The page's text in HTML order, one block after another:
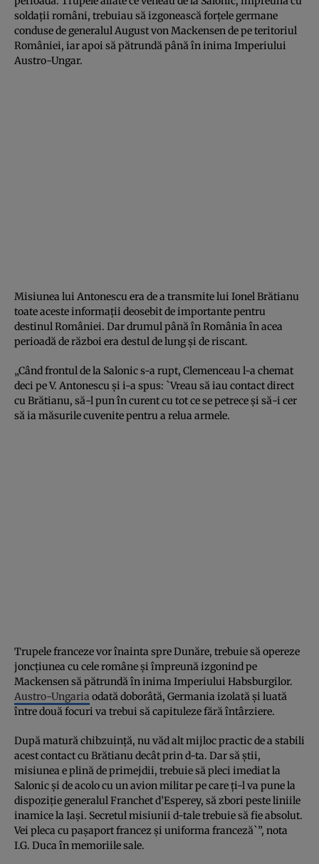
soldații români, trebuiau să izgonească forțele germane
conduse de generalul August von Mackensen de pe teritoriul
României, iar apoi să pătrundă până în inima Imperiului
Austro-Ungar.
Misiunea lui Antonescu era de a transmite lui Ionel Brătianu
toate aceste informații deosebit de importante pentru
destinul României. Dar drumul până în România în acea
perioadă de război era destul de lung și de riscant.
„Când frontul de la Salonic s-a rupt, Clemenceau l-a chemat
deci pe V. Antonescu şi i-a spus: `Vreau să iau contact direct
cu Brătianu, să-l pun în curent cu tot ce se petrece şi să-i cer
să ia măsurile cuvenite pentru a relua armele.
Trupele franceze vor înainta spre Dunăre, trebuie să opereze
joncțiunea cu cele române şi împreună izgonind pe
Mackensen să pătrundă în inima Imperiului Habsburgilor.
Austro-Ungaria odată doborâtă, Germania izolată şi luată
între două focuri va trebui să capituleze fără întârziere.
După matură chibzuinţă, nu văd alt mijloc practic de a stabili
acest contact cu Brătianu decât prin d-ta. Dar să ştii,
misiunea e plină de primejdii, trebuie să pleci imediat la
Salonic şi de acolo cu un avion militar pe care ți-l va pune la
dispoziție generalul Franchet d’Esperey, să zbori peste liniile
inamice la Iași. Secretul misiunii d-tale trebuie să fie absolut.
Vei pleca cu pașaport francez şi uniforma franceză`”, nota
I.G. Duca în memoriile sale.